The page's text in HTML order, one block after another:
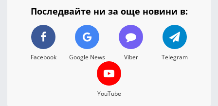
Последвайте ни за още новини в:
Facebook Google News Viber Telegram
YouTube